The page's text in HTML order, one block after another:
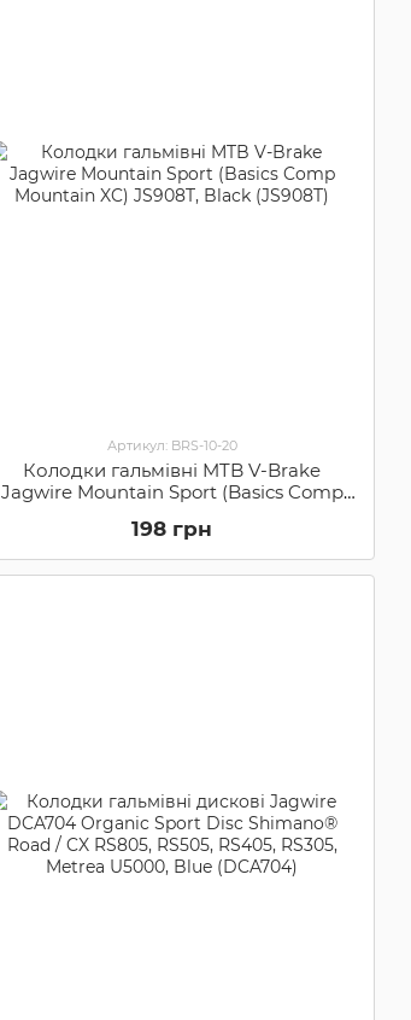
Артикул: BRS-10-20
Колодки гальмівні MTB V-Brake
Jagwire Mountain Sport (Basics Comp
198 грн